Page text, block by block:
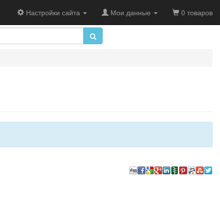
Настройки сайта Мои данные 0 товаров